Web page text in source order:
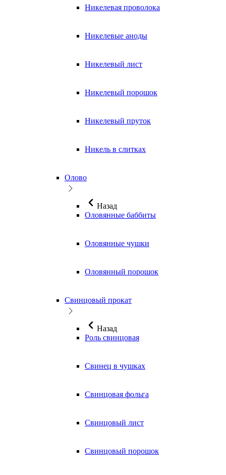
Никелевая проволока
Никелевые аноды
Никелевый лист
Никелевый порошок
Никелевый пруток
Никель в слитках
Олово
Назад
Оловянные баббиты
Оловянные чушки
Оловянный порошок
Свинцовый прокат
Назад
Роль свинцовая
Свинец в чушках
Свинцовая фольга
Свинцовый лист
Свинцовый порошок